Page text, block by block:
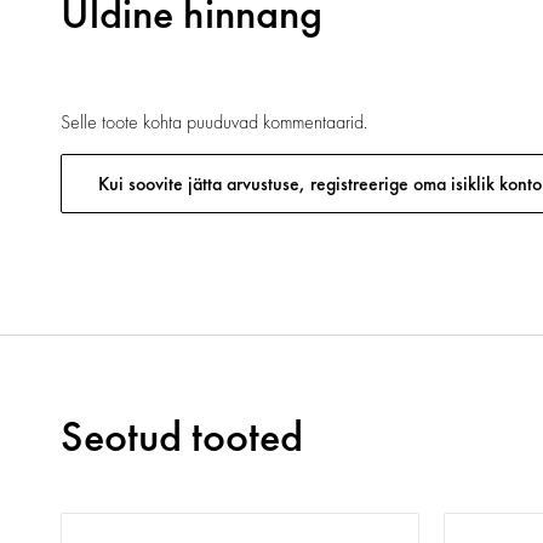
Üldine hinnang
Selle toote kohta puuduvad kommentaarid.
Kui soovite jätta arvustuse, registreerige oma isiklik
Seotud tooted